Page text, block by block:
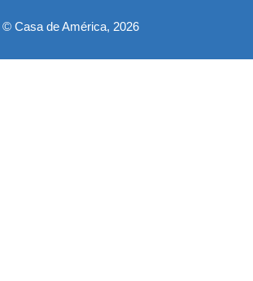
© Casa de América, 2026